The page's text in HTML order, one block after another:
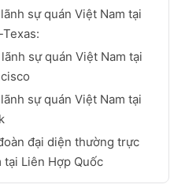
sự quán Việt Nam tại
sự quán Việt Nam tại
sự quán Việt Nam tại
đại diện thường trực
tại Liên Hợp Quốc